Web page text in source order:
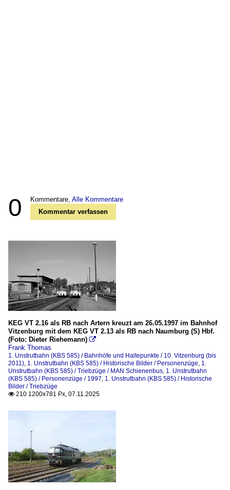
0 Kommentare, Alle Kommentare
Kommentar verfassen
KEG VT 2.16 als RB nach Artern kreuzt am 26.05.1997 im Bahnhof
Vitzenburg mit dem KEG VT 2.13 als RB nach Naumburg (S) Hbf.
(Foto: Dieter Riehemann) 
Frank Thomas
1. Unstrutbahn (KBS 585) / Bahnhöfe und Haltepunkte / 10. Vitzenburg (bis
2011), 1. Unstrutbahn (KBS 585) / Historische Bilder / Personenzüge, 1.
Unstrutbahn (KBS 585) / Triebzüge / MAN Schienenbus, 1. Unstrutbahn
(KBS 585) / Personenzüge / 1997, 1. Unstrutbahn (KBS 585) / Historische
Bilder / Triebzüge
 210 1200x781 Px, 07.11.2025